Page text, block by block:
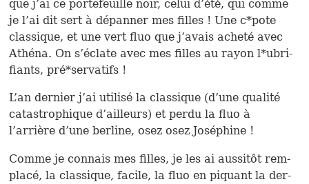
que j’ai ce por­te­feuille noir, celui d’été, qui comme
je l’ai dit sert à dépan­ner mes filles ! Une c*pote
clas­si­que, et une vert fluo que j’avais acheté avec
Athéna. On s’éclate avec mes filles au rayon l*ubri­
fiants, pré*ser­va­tifs !
L’an der­nier j’ai uti­lisé la clas­si­que (d’une qua­lité
catas­tro­phi­que d’ailleurs) et perdu la fluo à
l’arrière d’une ber­line, osez osez José­phine !
Comme je con­nais mes filles, je les ai aus­si­tôt rem­
placé, la clas­si­que, facile, la fluo en piquant la der­